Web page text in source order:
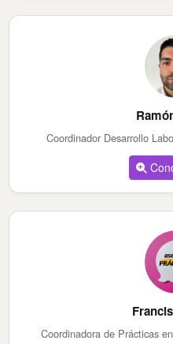
Coordinador Desarrollo
Coordinadora de Prácticas